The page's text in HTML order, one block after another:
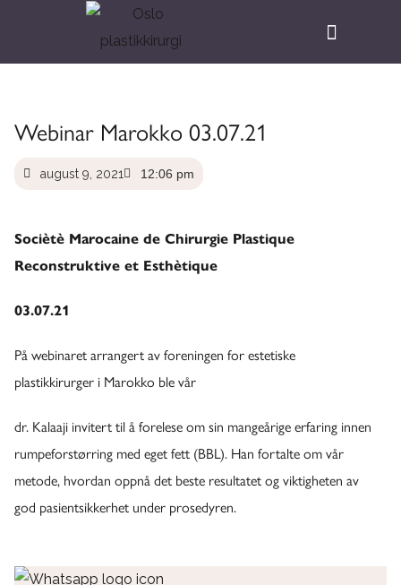
Webinar Marokko 03.07.21
august 9, 2021 12:06 pm
Sociètè Marocaine de Chirurgie Plastique
Reconstruktive et Esthètique
03.07.21
På webinaret arrangert av foreningen for estetiske
plastikkirurger i Marokko ble vår
dr. Kalaaji invitert til å forelese om sin mangeårige erfaring innen
rumpeforstørring med eget fett (BBL). Han fortalte om vår
metode, hvordan oppnå det beste resultatet og viktigheten av
god pasientsikkerhet under prosedyren.